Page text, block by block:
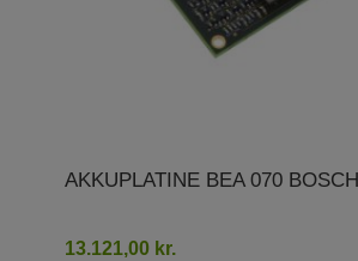
AKKUPLATINE BEA 070 BOSCH
13.121,00 kr.